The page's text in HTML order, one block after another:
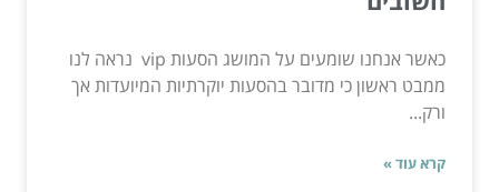
כאשר אנחנו שומעים על המושג הסעות vip נראה לנו
ממבט ראשון כי מדובר בהסעות יוקרתיות המיועדות אך
ורק...
קרא עוד »